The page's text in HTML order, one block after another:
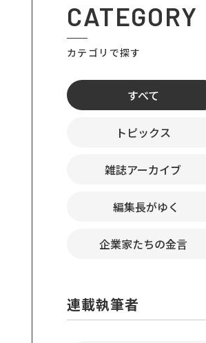
CATEGORY
カテゴリで探す
すべて
トピックス
雑誌アーカイブ
編集長がゆく
企業家たちの金言
連載執筆者